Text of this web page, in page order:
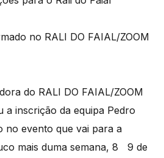
no RALI DO FAIAL/ZOOM
do RALI DO FAIAL/ZOOM
a inscrição da equipa Pedro
no evento que vai para a
mais duma semana, 8 9 de